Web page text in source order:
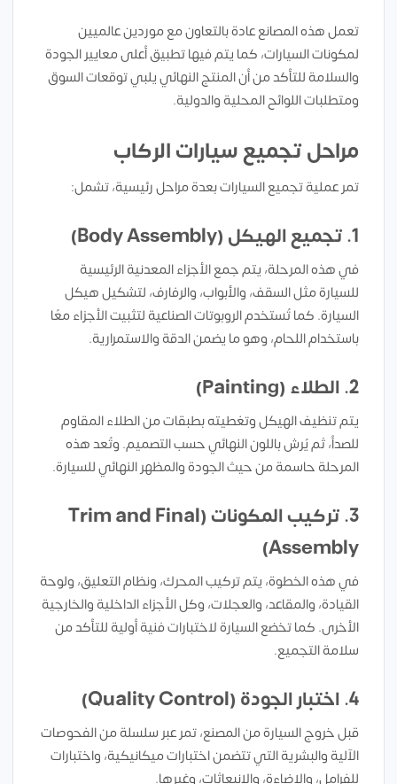
تعمل هذه المصانع عادة بالتعاون مع موردين عالميين
لمكونات السيارات، كما يتم فيها تطبيق أعلى معايير الجودة
والسلامة للتأكد من أن المنتج النهائي يلبي توقعات السوق
ومتطلبات اللوائح المحلية والدولية.
مراحل تجميع سيارات الركاب
تمر عملية تجميع السيارات بعدة مراحل رئيسية، تشمل:
1. تجميع الهيكل (Body Assembly)
في هذه المرحلة، يتم جمع الأجزاء المعدنية الرئيسية
للسيارة مثل السقف، والأبواب، والرفارف، لتشكيل هيكل
السيارة. كما تُستخدم الروبوتات الصناعية لتثبيت الأجزاء معًا
باستخدام اللحام، وهو ما يضمن الدقة والاستمرارية.
2. الطلاء (Painting)
يتم تنظيف الهيكل وتغطيته بطبقات من الطلاء المقاوم
للصدأ، ثم يُرش باللون النهائي حسب التصميم. وتُعد هذه
المرحلة حاسمة من حيث الجودة والمظهر النهائي للسيارة.
3. تركيب المكونات (Trim and Final
Assembly)
في هذه الخطوة، يتم تركيب المحرك، ونظام التعليق، ولوحة
القيادة، والمقاعد، والعجلات، وكل الأجزاء الداخلية والخارجية
الأخرى. كما تخضع السيارة لاختبارات فنية أولية للتأكد من
سلامة التجميع.
4. اختبار الجودة (Quality Control)
قبل خروج السيارة من المصنع، تمر عبر سلسلة من الفحوصات
الآلية والبشرية التي تتضمن اختبارات ميكانيكية، واختبارات
للفرامل، والإضاءة، والانبعاثات، وغيرها.